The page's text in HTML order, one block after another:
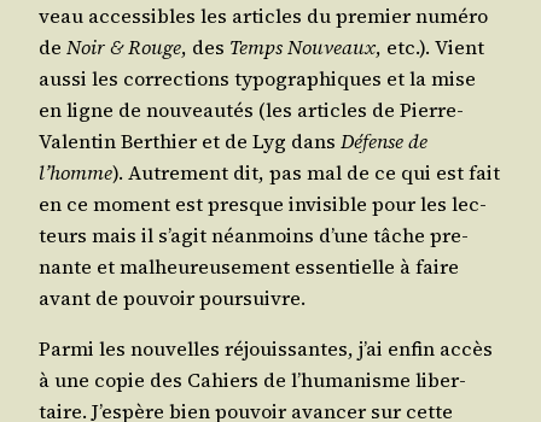
veau acces­sibles les articles du pre­mier numé­ro
de Noir & Rouge, des Temps Nou­veaux, etc.). Vient
aus­si les cor­rec­tions typo­gra­phiques et la mise
en ligne de nou­veau­tés (les articles de Pierre-
Valen­tin Ber­thier et de Lyg dans Défense de
l’homme). Autre­ment dit, pas mal de ce qui est fait
en ce moment est presque invi­sible pour les lec­
teurs mais il s’a­git néan­moins d’une tâche pre­
nante et mal­heu­reu­se­ment essen­tielle à faire
avant de pou­voir poursuivre.
Par­mi les nou­velles réjouis­santes, j’ai enfin accès
à une copie des Cahiers de l’hu­ma­nisme liber­
taire. J’es­père bien pou­voir avan­cer sur cette